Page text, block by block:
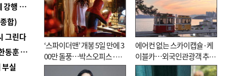
■ 지역 상권도 말라죽을 판이라…가뭄 속 밀양물축제 강행 논란
합)
그린다
■ 국힘 부산시당, ‘정이한 조력’ 시의원 윤리위에…‘한동훈 지지’도 신고접수
실
‘스파이더맨’ 개봉 5일 만에 3
00만 돌풍…박스오피스·예
매율 동시 1위
에어컨 없는 스카이캡슐·케
이블카…외국인관광객 추억
대신 고역 될라